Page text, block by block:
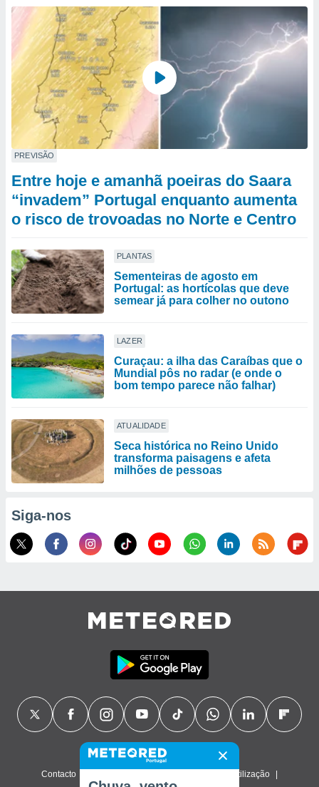
PREVISÃO
Entre hoje e amanhã poeiras do Saara
“invadem” Portugal enquanto aumenta
o risco de trovoadas no Norte e Centro
PLANTAS
Sementeiras de agosto em
Portugal: as hortícolas que deve
semear já para colher no outono
LAZER
Curaçau: a ilha das Caraíbas que o
Mundial pôs no radar (e onde o
bom tempo parece não falhar)
ATUALIDADE
Seca histórica no Reino Unido
transforma paisagens e afeta
milhões de pessoas
Siga-nos
Contacto Termos de utilização